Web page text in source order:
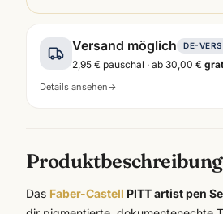
Versand möglich DE-
2,95 € pauschal · ab 30,00 €
Details ansehen→
Produktbeschreibung
Das Faber-Castell PITT artist pen